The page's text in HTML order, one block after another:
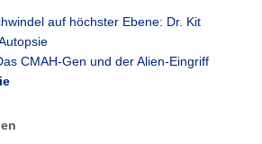
auf höchster Ebene: Dr. Kit
CMAH-Gen und der Alien-Eingriff